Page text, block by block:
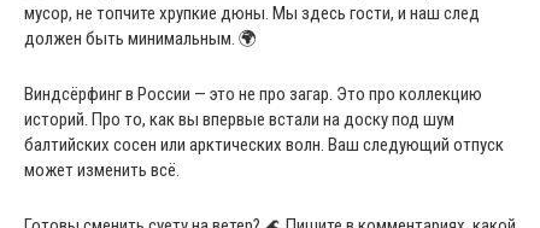
мусор, не топчите хрупкие дюны. Мы здесь гости, и наш след
должен быть минимальным. 🌍
Виндсёрфинг в России — это не про загар. Это про коллекцию
историй. Про то, как вы впервые встали на доску под шум
балтийских сосен или арктических волн. Ваш следующий отпуск
может изменить всё.